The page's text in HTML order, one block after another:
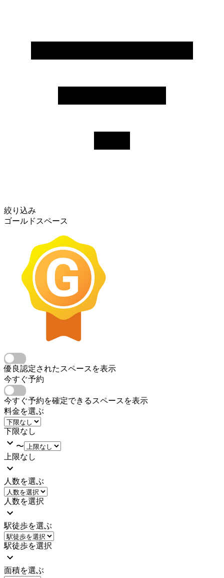
絞り込み
ゴールドスペース
優良認定されたスペースを表示
今すぐ予約
今すぐ予約を確定できるスペースを表示
料金を選ぶ
下限なし
〜
上限なし
人数を選ぶ
人数を選択
駅徒歩を選ぶ
駅徒歩を選択
面積を選ぶ